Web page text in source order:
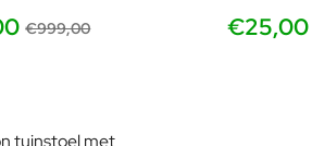
€999,00 €25,00